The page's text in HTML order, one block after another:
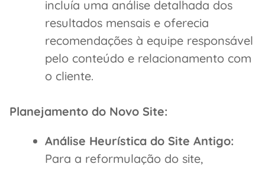
incluía uma análise detalhada dos
resultados mensais e oferecia
recomendações à equipe responsável
pelo conteúdo e relacionamento com
o cliente.
Planejamento do Novo Site:
Análise Heurística do Site Antigo:
Para a reformulação do site,